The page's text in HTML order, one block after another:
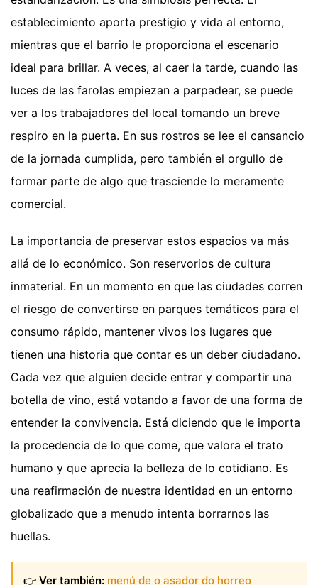
establecimiento aporta prestigio y vida al entorno,
mientras que el barrio le proporciona el escenario
ideal para brillar. A veces, al caer la tarde, cuando las
luces de las farolas empiezan a parpadear, se puede
ver a los trabajadores del local tomando un breve
respiro en la puerta. En sus rostros se lee el cansancio
de la jornada cumplida, pero también el orgullo de
formar parte de algo que trasciende lo meramente
comercial.
La importancia de preservar estos espacios va más
allá de lo económico. Son reservorios de cultura
inmaterial. En un momento en que las ciudades corren
el riesgo de convertirse en parques temáticos para el
consumo rápido, mantener vivos los lugares que
tienen una historia que contar es un deber ciudadano.
Cada vez que alguien decide entrar y compartir una
botella de vino, está votando a favor de una forma de
entender la convivencia. Está diciendo que le importa
la procedencia de lo que come, que valora el trato
humano y que aprecia la belleza de lo cotidiano. Es
una reafirmación de nuestra identidad en un entorno
globalizado que a menudo intenta borrarnos las
huellas.
👉 Ver también: menú de o asador do horreo